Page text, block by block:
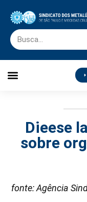
Dieese
sobre
fonte: Agência